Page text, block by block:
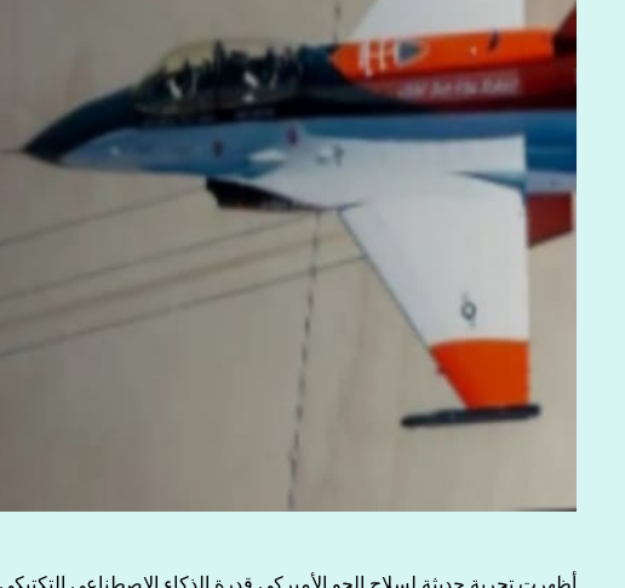
أظهرت تجربة حديثة لسلاح الجو الأميركي قدرة الذكاء الاصطناعي